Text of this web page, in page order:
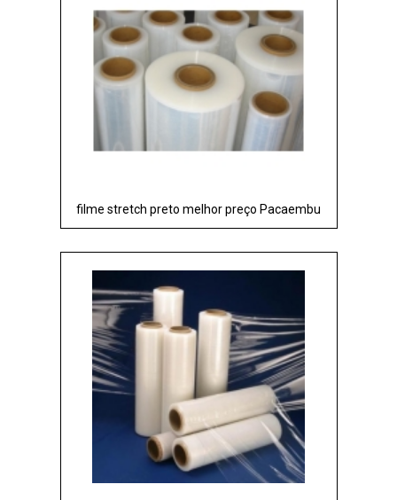
filme stretch preto melhor preço Pacaembu